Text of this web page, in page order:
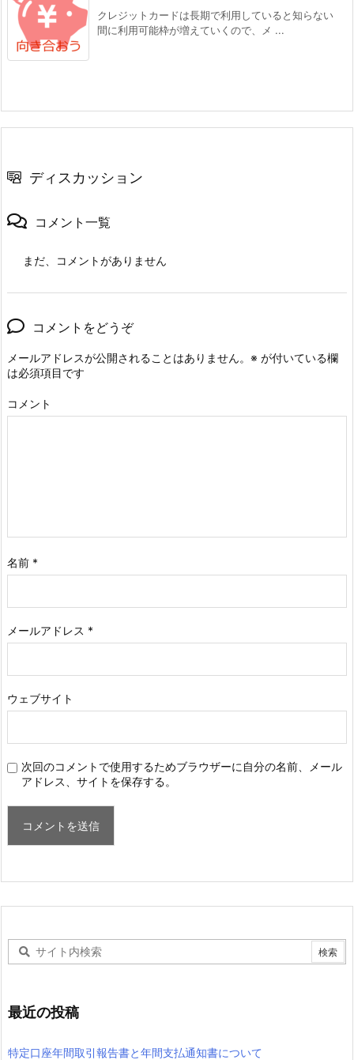
クレジットカードは長期で利用していると知らない
間に利用可能枠が増えていくので、メ ...
ディスカッション
コメント一覧
まだ、コメントがありません
コメントをどうぞ
メールアドレスが公開されることはありません。 ※ が付いている欄
は必須項目です
コメント
名前 *
メールアドレス *
ウェブサイト
次回のコメントで使用するためブラウザーに自分の名前、メール
アドレス、サイトを保存する。
最近の投稿
特定口座年間取引報告書と年間支払通知書について